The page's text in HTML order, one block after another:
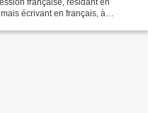
française, résidant en
écrivant en français, à